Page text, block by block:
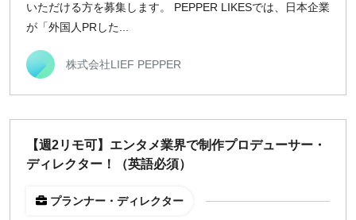
大阪
名古屋
募集中のみ表示
時給
いただける方を募集します。 PEPPER LIKESでは、日本企業
が「外国人PRした...
株式会社LIEF PEPPER
【週2リモ可】エンタメ業界で制作プロデューサー・
ディレクター！（英語必須）
プランナー・ディレクター